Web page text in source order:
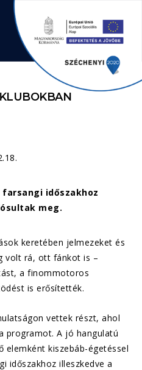
időszakhoz
meg.
keretében jelmezeket és
volt rá, ott fánkot is –
a finommotoros
is erősítették.
vettek részt, ahol
programot. A jó hangulatú
elemként kiszebáb-égetéssel
időszakhoz illeszkedve a